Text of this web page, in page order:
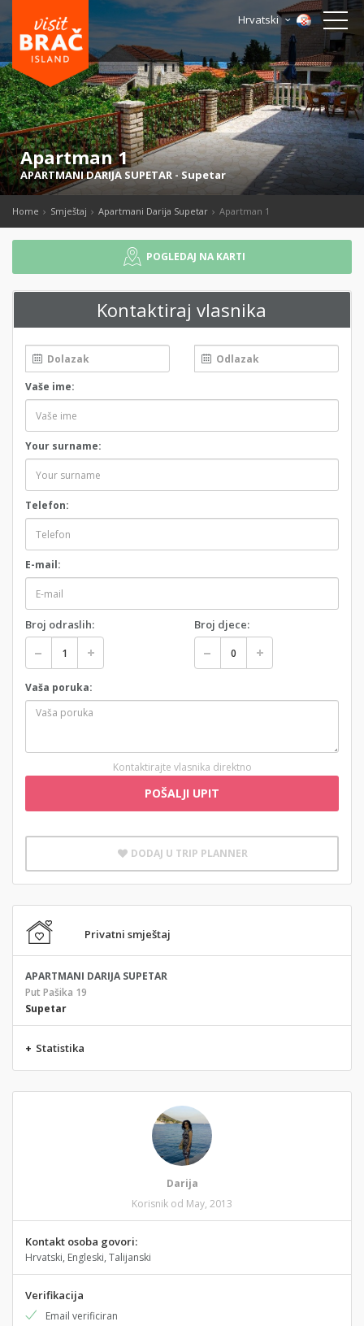
Hrvatski
Apartman 1
APARTMANI DARIJA SUPETAR-Supetar
Home Smještaj Apartmani Darija Supetar Apartman 1
POGLEDAJ NA KARTI
Kontaktiraj vlasnika
Vaše ime:
Your surname:
Telefon:
E-mail:
Broj odraslih: Broj djece:
Vaša poruka:
Kontaktirajte vlasnika direktno
POŠALJI UPIT
DODAJ U TRIP PLANNER
Privatni smještaj
APARTMANI DARIJA SUPETAR
Put Pašika 19
Supetar
+ Statistika
Darija
Korisnik od May, 2013
Kontakt osoba govori:
Hrvatski, Engleski, Talijanski
Verifikacija
Email verificiran